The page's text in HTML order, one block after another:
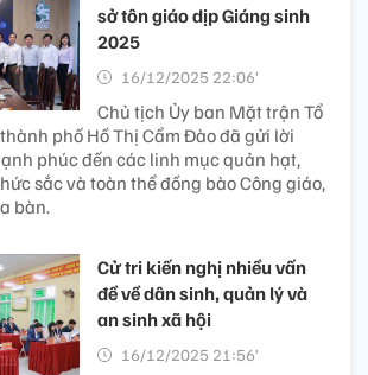
sở tôn giáo dịp Giáng sinh
2025
16/12/2025 22:06’
Chủ tịch Ủy ban Mặt trận Tổ
phố Hồ Thị Cẩm Đào đã gửi lời
phúc đến các linh mục quản hạt,
sắc và toàn thể đồng bào Công giáo,
bàn.
Cử tri kiến nghị nhiều vấn
đề về dân sinh, quản lý và
an sinh xã hội
16/12/2025 21:56’